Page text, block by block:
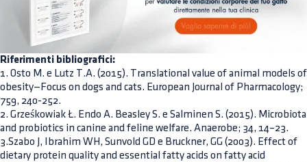
Riferimenti bibliografici:
1. Osto M. e Lutz T.A. (2015). Translational value of animal models of
obesity—Focus on dogs and cats. European Journal of Pharmacology;
759, 240-252.
2. Grześkowiak Ł. Endo A. Beasley S. e Salminen S. (2015). Microbiota
and probiotics in canine and feline welfare. Anaerobe; 34, 14–23.
3.Szabo J, Ibrahim WH, Sunvold GD e Bruckner, GG (2003). Effect of
dietary protein quality and essential fatty acids on fatty acid